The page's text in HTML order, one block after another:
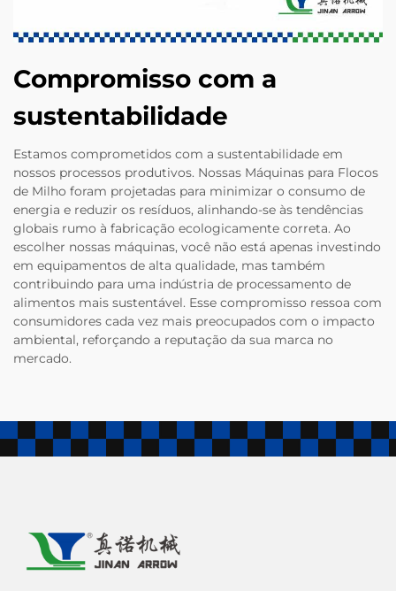
Compromisso com a
sustentabilidade
Estamos comprometidos com a sustentabilidade em
nossos processos produtivos. Nossas Máquinas para Flocos
de Milho foram projetadas para minimizar o consumo de
energia e reduzir os resíduos, alinhando-se às tendências
globais rumo à fabricação ecologicamente correta. Ao
escolher nossas máquinas, você não está apenas investindo
em equipamentos de alta qualidade, mas também
contribuindo para uma indústria de processamento de
alimentos mais sustentável. Esse compromisso ressoa com
consumidores cada vez mais preocupados com o impacto
ambiental, reforçando a reputação da sua marca no
mercado.